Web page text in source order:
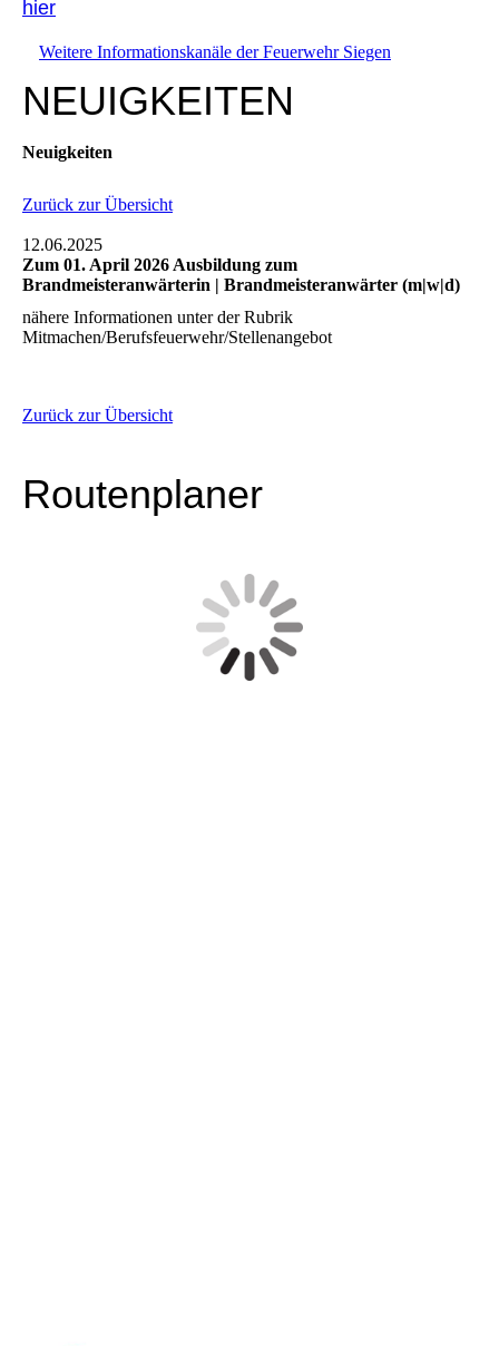
hier
Weitere Informationskanäle der Feuerwehr Siegen
NEUIGKEITEN
Neuigkeiten
Zurück zur Übersicht
12.06.2025
Zum 01. April 2026 Ausbildung zum
Brandmeisteranwärterin | Brandmeisteranwärter (m|w|d)
nähere Informationen unter der Rubrik
Mitmachen/Berufsfeuerwehr/Stellenangebot
Zurück zur Übersicht
Routenplaner